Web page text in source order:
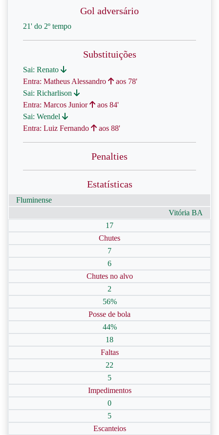
Gol adversário
21' do 2º tempo
Substituições
Sai: Renato
Entra: Matheus Alessandro
aos 78'
Sai: Richarlison
Entra: Marcos Junior
aos 84'
Sai: Wendel
Entra: Luiz Fernando
aos 88'
Penalties
Estatísticas
Fluminense
Vitória BA
17
Chutes
7
6
Chutes no alvo
2
56%
Posse de bola
44%
18
Faltas
22
5
Impedimentos
0
5
Escanteios